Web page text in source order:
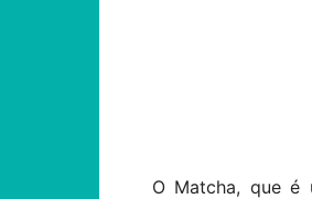
O Matcha, que é